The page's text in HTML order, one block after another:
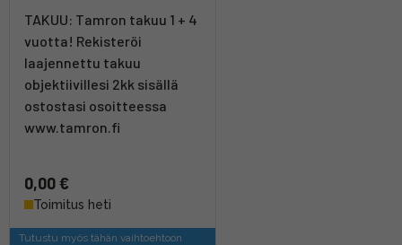
TAKUU: Tamron takuu 1 + 4
vuotta! Rekisteröi
laajennettu takuu
objektiivillesi 2kk sisällä
ostostasi osoitteessa
www.tamron.fi
0,00 €
Toimitus heti
Tutustu myös tähän vaihtoehtoon